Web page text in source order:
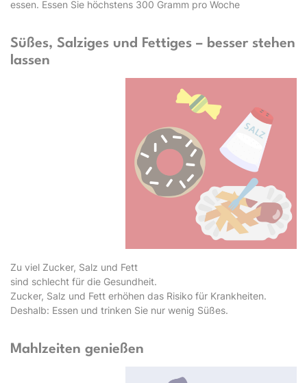
essen. Essen Sie höchstens 300 Gramm pro Woche
Süßes, Salziges und Fettiges – besser stehen
lassen
Zu viel Zucker, Salz und Fett
sind schlecht für die Gesundheit.
Zucker, Salz und Fett erhöhen das Risiko für Krankheiten.
Deshalb: Essen und trinken Sie nur wenig Süßes.
Mahlzeiten genießen